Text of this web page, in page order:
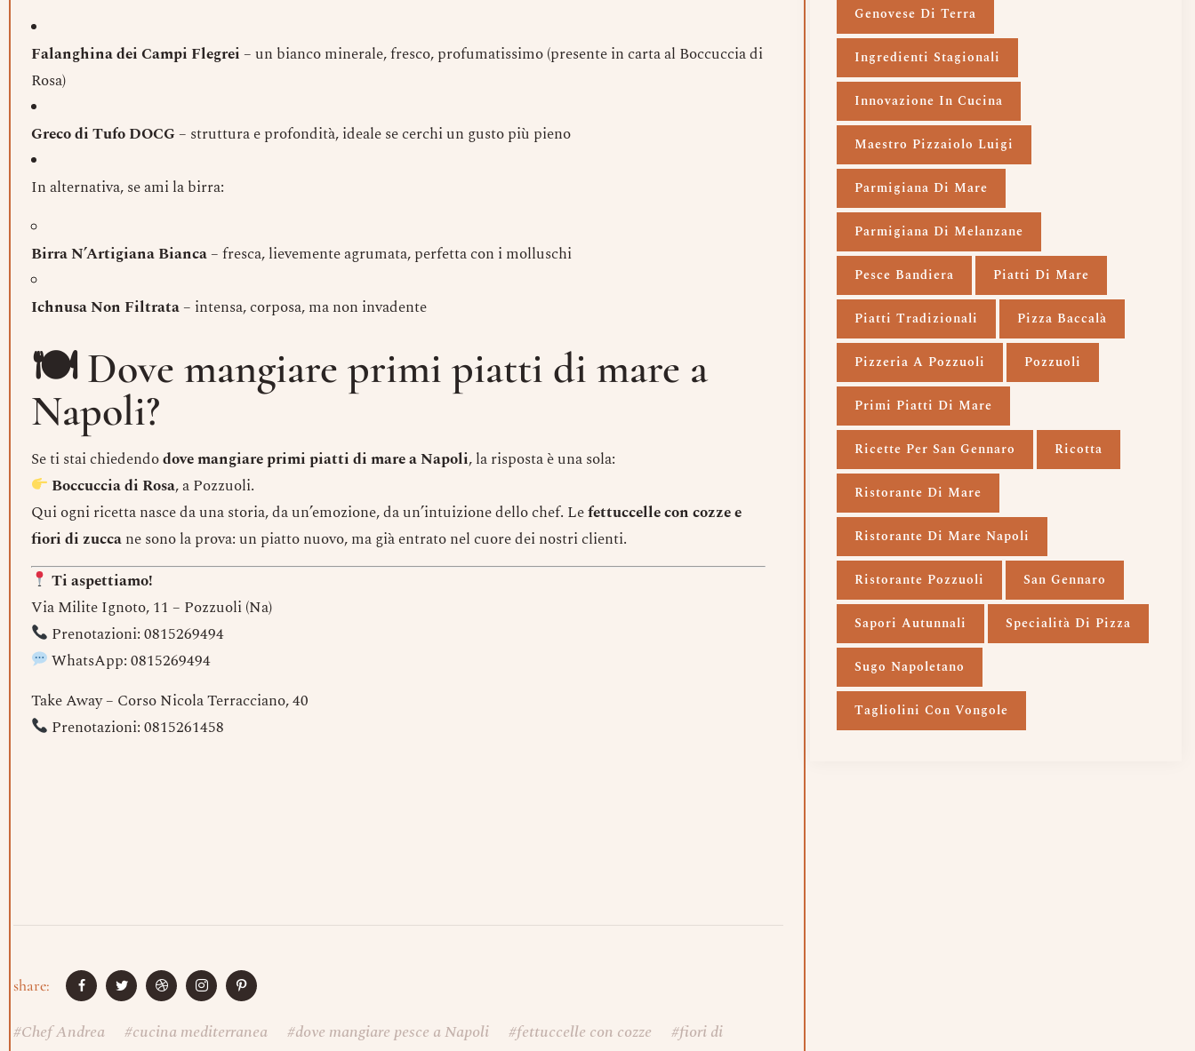
Falanghina dei Campi Flegrei– un bianco minerale, fresco, profumatissimo (presente in carta al Boccuccia di
Rosa)
Greco di Tufo DOCG– struttura e profondità, ideale se cerchi un gusto più pieno
In alternativa, se ami la birra:
Birra N’Artigiana Bianca– fresca, lievemente agrumata, perfetta con i molluschi
Ichnusa Non Filtrata– intensa, corposa, ma non invadente
🍽 Dove mangiare primi piatti di mare a
Napoli?
Se ti stai chiedendodove mangiare primi piatti di mare a Napoli, la risposta è una sola:
Boccuccia di Rosa, a Pozzuoli.
Qui ogni ricetta nasce da una storia, da un’emozione, da un’intuizione dello chef. Lefettuccelle con cozze e
fiori di zuccane sono la prova: un piatto nuovo, ma già entrato nel cuore dei nostri clienti.
Ti aspettiamo!
Via Milite Ignoto, 11 – Pozzuoli (Na)
Prenotazioni: 0815269494
WhatsApp: 0815269494
Take Away – Corso Nicola Terracciano, 40
Prenotazioni: 0815261458
share:
#Chef Andrea #cucina mediterranea #dove mangiare pesce a Napoli #fettuccelle con cozze #fiori di
Genovese Di Terra
Ingredienti Stagionali
Innovazione In Cucina
Maestro Pizzaiolo Luigi
Parmigiana Di Mare
Parmigiana Di Melanzane
Pesce Bandiera Piatti Di Mare
Piatti Tradizionali Pizza Baccalà
Pizzeria A Pozzuoli Pozzuoli
Primi Piatti Di Mare
Ricette Per San Gennaro Ricotta
Ristorante Di Mare
Ristorante Di Mare Napoli
Ristorante Pozzuoli San Gennaro
Sapori Autunnali Specialità Di Pizza
Sugo Napoletano
Tagliolini Con Vongole